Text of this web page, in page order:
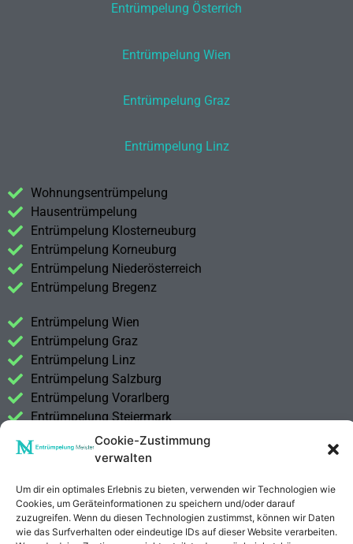
Cookie-Zustimmung
verwalten
Um dir ein optimales Erlebnis zu bieten, verwenden wir Technologien wie
Cookies, um Geräteinformationen zu speichern und/oder darauf
zuzugreifen. Wenn du diesen Technologien zustimmst, können wir Daten
wie das Surfverhalten oder eindeutige IDs auf dieser Website verarbeiten.
Entrümpelung Österrich
Entrümpelung Wien
Entrümpelung Graz
Entrümpelung Linz
Wohnungsentrümpelung
Hausentrümpelung
Entrümpelung Klosterneuburg
Entrümpelung Korneuburg
Entrümpelung Niederösterreich
Entrümpelung Bregenz
Entrümpelung Wien
Entrümpelung Graz
Entrümpelung Linz
Entrümpelung Salzburg
Entrümpelung Vorarlberg
Entrümpelung Steiermark
Kontakt
Datenschutzerklärung
Anrufen E-Mail